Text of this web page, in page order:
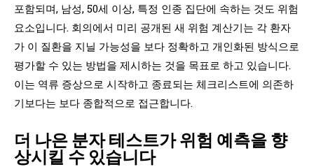
포함되며, 남성, 50세 이상, 특정 인종 집단에 속하는 것도 위험
요소입니다. 회의에서 미리 공개된 새 위험 계산기는 각 환자
가 이 질환을 지닐 가능성을 보다 정확하고 개인화된 방식으로
평가할 수 있는 방법을 제시하는 것을 목표로 하고 있습니다.
이는 역류 증상으로 시작하고 종료되는 체크리스트에 의존하
기보다는 보다 종합적으로 접근합니다.
더 나은 분자 테스트가 위험 예측을 향
상시킬 수 있습니다